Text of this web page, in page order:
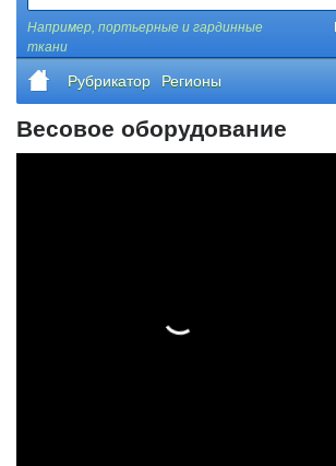
Например, портьерные и гардинные
ткани
Рубрикатор Регионы
Весовое оборудование